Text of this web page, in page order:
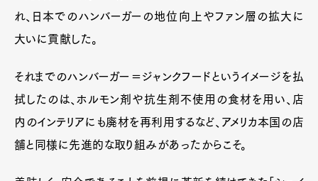
れ、日本でのハンバーガーの地位向上やファン層の拡大に
大いに貢献した。
それまでのハンバーガー＝ジャンクフードというイメージを払
拭したのは、ホルモン剤や抗生剤不使用の食材を用い、店
内のインテリアにも廃材を再利用するなど、アメリカ本国の店
舗と同様に先進的な取り組みがあったからこそ。